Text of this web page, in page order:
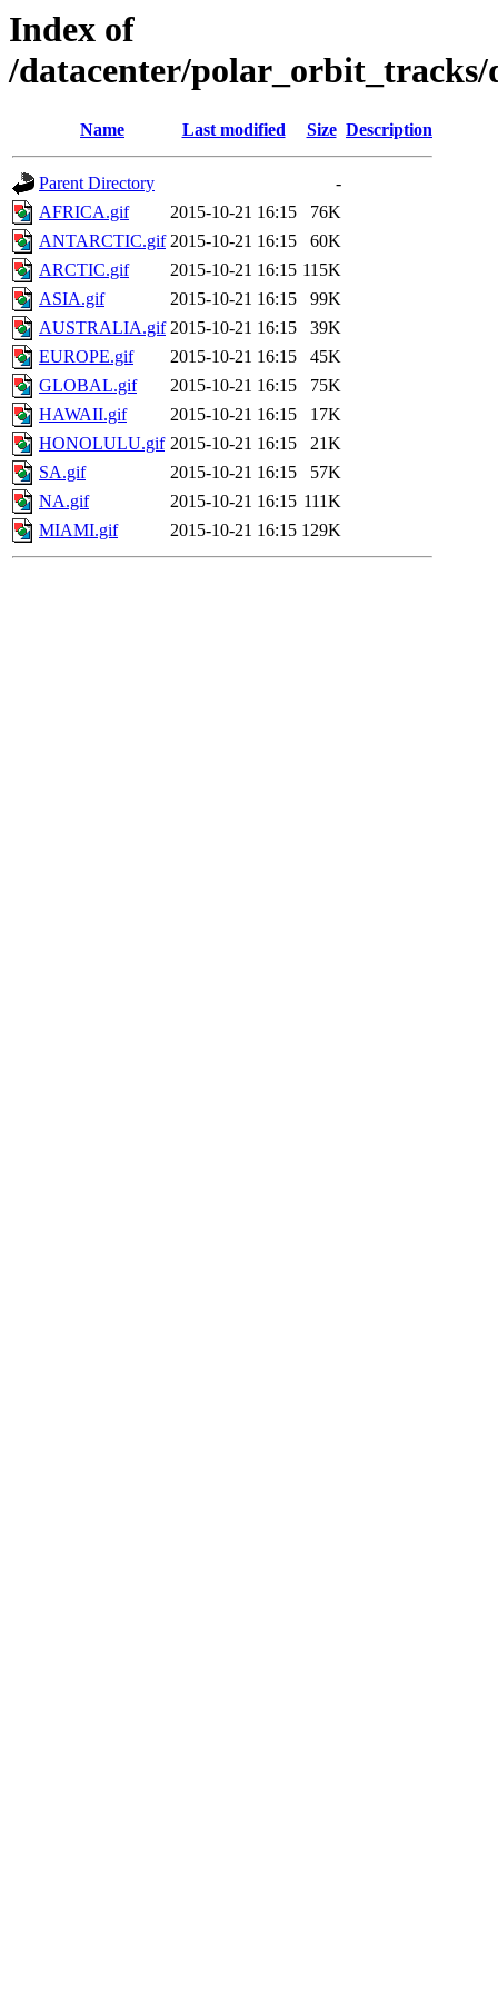
Index of
/datacenter/polar_orbit_tracks/
Name Last modified Size Description
Parent Directory
-
AFRICA.gif
2015-10-21 16:15
76K
ANTARCTIC.gif 2015-10-21 16:15
60K
ARCTIC.gif
2015-10-21 16:15 115K
ASIA.gif
2015-10-21 16:15
99K
AUSTRALIA.gif 2015-10-21 16:15
39K
EUROPE.gif
2015-10-21 16:15
45K
GLOBAL.gif
2015-10-21 16:15
75K
HAWAII.gif
2015-10-21 16:15
17K
HONOLULU.gif 2015-10-21 16:15
21K
SA.gif
2015-10-21 16:15
57K
NA.gif
2015-10-21 16:15 111K
MIAMI.gif
2015-10-21 16:15 129K